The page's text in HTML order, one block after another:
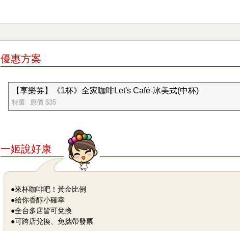
優惠方案
【享樂券】《1杯》全家咖啡Let's Café-冰美式(中杯)
特選 原價 $35
一姬說好康
●來杯咖啡吧！黃金比例
●給你香醇小確幸
●全台多店皆可兌換
●可跨店兌換、免攜帶發票